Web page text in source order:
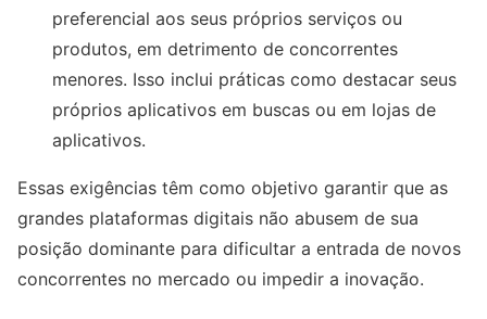
preferencial aos seus próprios serviços ou
produtos, em detrimento de concorrentes
menores. Isso inclui práticas como destacar seus
próprios aplicativos em buscas ou em lojas de
aplicativos.
Essas exigências têm como objetivo garantir que as
grandes plataformas digitais não abusem de sua
posição dominante para dificultar a entrada de novos
concorrentes no mercado ou impedir a inovação.